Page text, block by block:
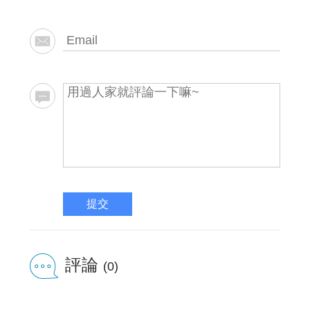
提交
評論 (0)